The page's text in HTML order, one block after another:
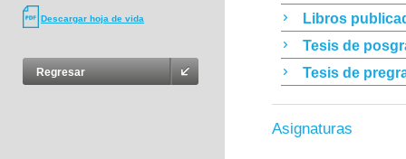
Descargar hoja de vida
Regresar
Libros
Tesis de
Tesis de
Asignaturas